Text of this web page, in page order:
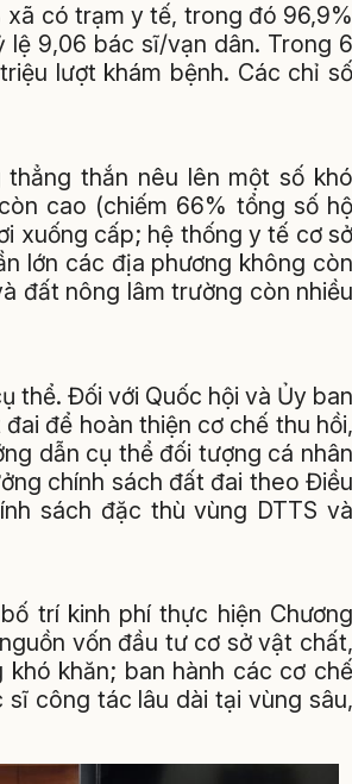
có trạm y tế, trong đó 96,9%
9,06 bác sĩ/vạn dân. Trong 6
lượt khám bệnh. Các chỉ số
thắn nêu lên một số khó
cao (chiếm 66% tổng số hộ
xuống cấp; hệ thống y tế cơ sở
lớn các địa phương không còn
đất nông lâm trường còn nhiều
thể. Đối với Quốc hội và Ủy ban
để hoàn thiện cơ chế thu hồi,
dẫn cụ thể đối tượng cá nhân
chính sách đất đai theo Điều
sách đặc thù vùng DTTS và
trí kinh phí thực hiện Chương
vốn đầu tư cơ sở vật chất,
khăn; ban hành các cơ chế
công tác lâu dài tại vùng sâu,